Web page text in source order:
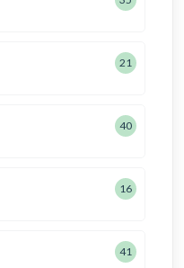
21
40
16
41